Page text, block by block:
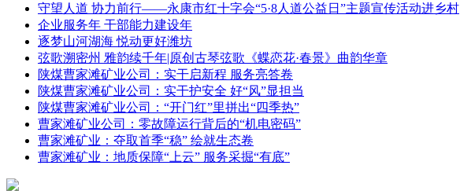
守望人道 协力前行——永康市红十字会“5·8人道公益日”主题宣传活动进乡村
企业服务年 干部能力建设年
逐梦山河湖海 悦动更好潍坊
弦歌溯密州 雅韵续千年|原创古琴弦歌《蝶恋花·春景》曲韵华章
陕煤曹家滩矿业公司：实干启新程 服务亮答卷
陕煤曹家滩矿业公司：实干护安全 好“风”显担当
陕煤曹家滩矿业公司：“开门红”里拼出“四季热”
曹家滩矿业公司：零故障运行背后的“机电密码”
曹家滩矿业：夺取首季“稳” 绘就生态卷
曹家滩矿业：地质保障“上云” 服务采掘“有底”